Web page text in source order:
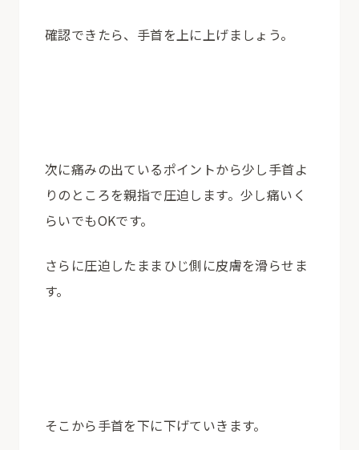
確認できたら、手首を上に上げましょう。
次に痛みの出ているポイントから少し手首よ
りのところを親指で圧迫します。少し痛いく
らいでもOKです。
さらに圧迫したままひじ側に皮膚を滑らせま
す。
そこから手首を下に下げていきます。